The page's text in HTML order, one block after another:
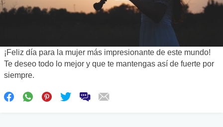
¡Feliz día para la mujer más impresionante de este mundo!
Te deseo todo lo mejor y que te mantengas así de fuerte por
siempre.